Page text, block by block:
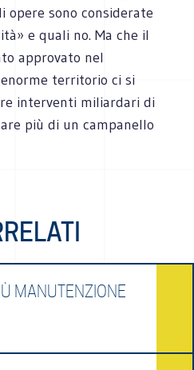
opere sono considerate
e quali no. Ma che il
approvato nel
territorio ci si
interventi miliardari di
più di un campanello
MANUTENZIONE